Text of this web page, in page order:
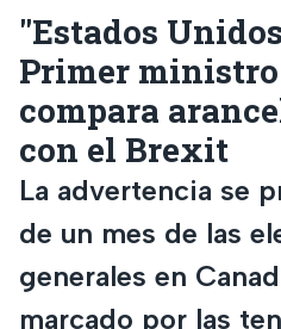
"Estados
Primer ministro
compara
con el Brexit
La advertencia se
de un mes de las
generales en
marcado por las